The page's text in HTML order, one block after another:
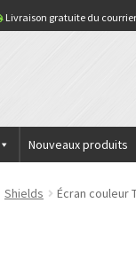
Livraison gratuite du
Nouveaux produits
Shields Écran couleur